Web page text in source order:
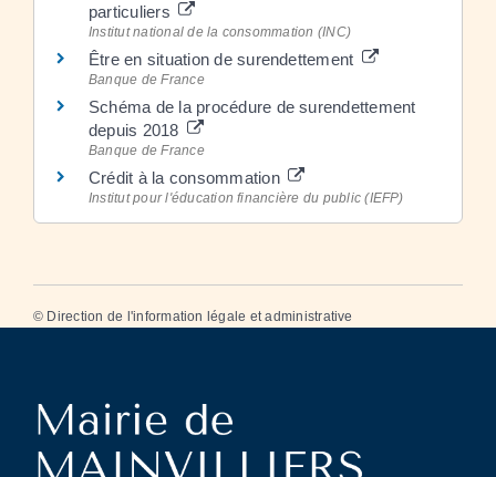
particuliers
Institut national de la consommation (INC)
Être en situation de surendettement
Banque de France
Schéma de la procédure de surendettement
depuis 2018
Banque de France
Crédit à la consommation
Institut pour l'éducation financière du public (IEFP)
© Direction de l'information légale et administrative